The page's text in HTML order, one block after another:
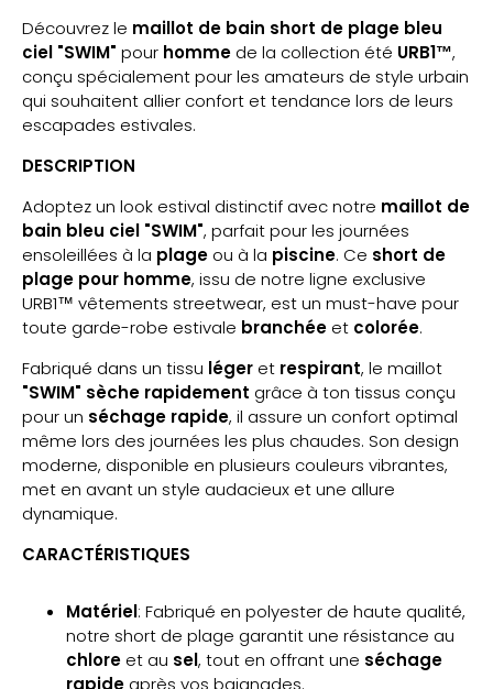
Découvrez le maillot de bain short de plage bleu
ciel "SWIM" pour homme de la collection été URB1™,
conçu spécialement pour les amateurs de style urbain
qui souhaitent allier confort et tendance lors de leurs
escapades estivales.
DESCRIPTION
Adoptez un look estival distinctif avec notre maillot de
bain bleu ciel "SWIM", parfait pour les journées
ensoleillées à la plage ou à la piscine. Ce short de
plage pour homme, issu de notre ligne exclusive
URB1™ vêtements streetwear, est un must-have pour
toute garde-robe estivale branchée et colorée.
Fabriqué dans un tissu léger et respirant, le maillot
"SWIM" sèche rapidement grâce à ton tissus conçu
pour un séchage rapide, il assure un confort optimal
même lors des journées les plus chaudes. Son design
moderne, disponible en plusieurs couleurs vibrantes,
met en avant un style audacieux et une allure
dynamique.
CARACTÉRISTIQUES
Matériel: Fabriqué en polyester de haute qualité,
notre short de plage garantit une résistance au
chlore et au sel, tout en offrant une séchage
rapide après vos baignades.